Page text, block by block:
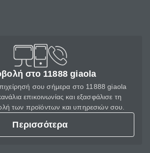
στο 11888 giaola
σου σήμερα στο 11888 giaola
επικοινωνίας και εξασφάλισε τη
των προϊόντων και υπηρεσιών σου.
Περισσότερα